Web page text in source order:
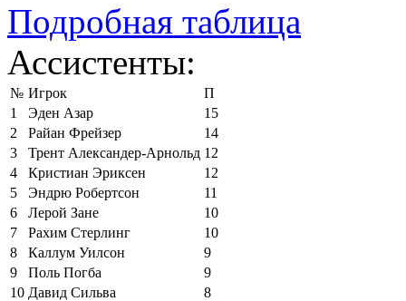
Подробная таблица
Ассистенты:
№ Игрок
П
1
Эден Азар
15
2
Райан Фрейзер
14
3
Трент Александер-Арнольд 12
4
Кристиан Эриксен
12
5
Эндрю Робертсон
11
6
Лерой Зане
10
7
Рахим Стерлинг
10
8
Каллум Уилсон
9
9
Поль Погба
9
10 Давид Сильва
8